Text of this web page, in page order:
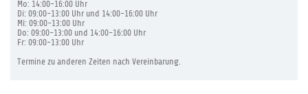
Mo: 14:00-16:00 Uhr
Di: 09:00-13:00 Uhr und 14:00-16:00 Uhr
Mi: 09:00-13:00 Uhr
Do: 09:00-13:00 und 14:00-16:00 Uhr
Fr: 09:00-13:00 Uhr
Termine zu anderen Zeiten nach Vereinbarung.